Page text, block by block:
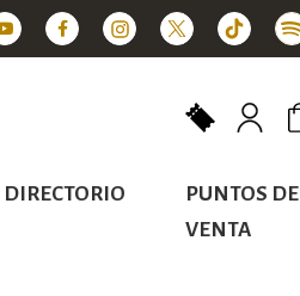
DIRECTORIO
PUNTOS DE
VENTA